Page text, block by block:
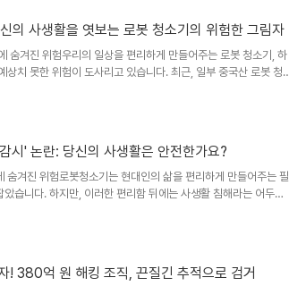
수색을 넘어, 정치적 갈등과 대립을 심화시키는 요인으로 작용할
비판했습니다. 송언석 원내대표는 개인정보 유출의 위험성을 강조
의 사생활을 엿보는 로봇 청소기의 위험한 그림자
숨겨진 위험우리의 일상을 편리하게 만들어주는 로봇 청소기, 하
상치 못한 위험이 도사리고 있습니다. 최근, 일부 중국산 로봇 청
사실이 밝혀지면서, 우리의 사생활이 얼마나 쉽게 노출될 수 있
하여 벌인 일로 추정됩니다. 뿐만 아니라, 국제 해킹 대회에서는
을 들여다보는 영상이 공개되기도 했습니다. 이러한 사례들은 로
시' 논란: 당신의 사생활은 안전한가요?
숨겨진 위험로봇청소기는 현대인의 삶을 편리하게 만들어주는 필
습니다. 하지만, 이러한 편리함 뒤에는 사생활 침해라는 어두운
다. 최근, 중국 브랜드 로봇청소기에서 보안 취약점이 발견되면
결과를 발표했습니다. 조사 결과, 중국 브랜드인 나르왈, 드리
! 380억 원 해킹 조직, 끈질긴 추적으로 검거